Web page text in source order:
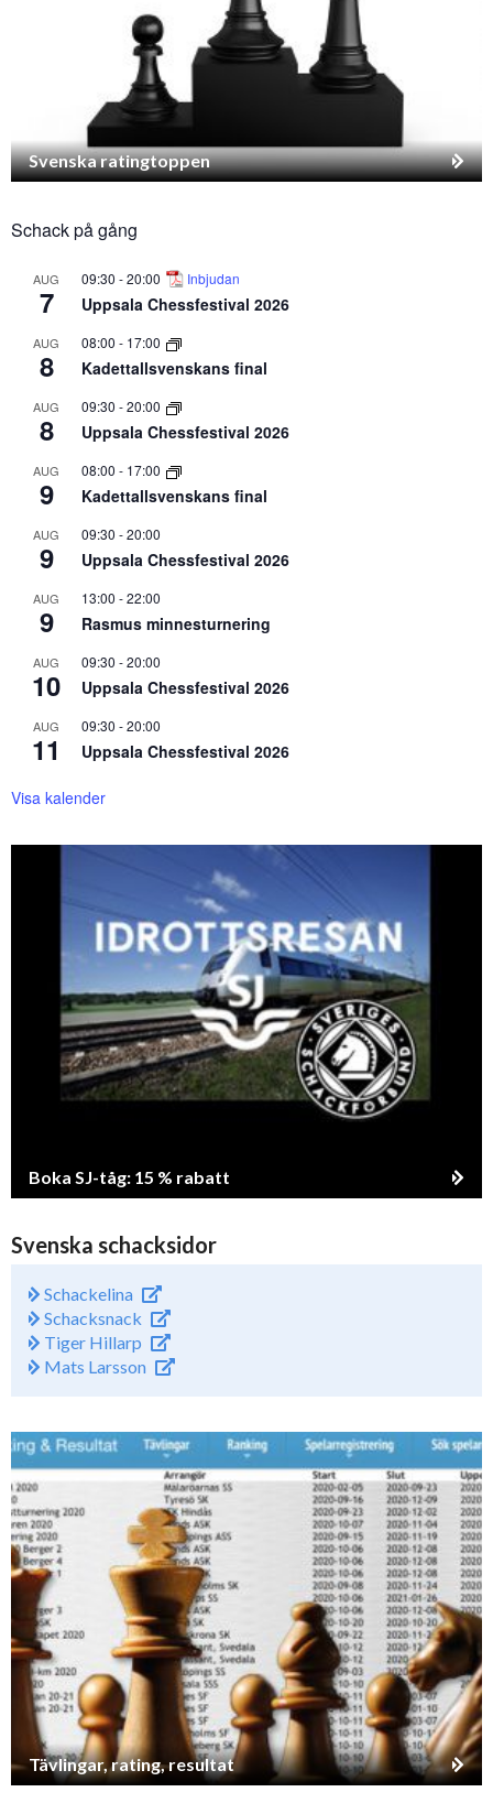
Svenska ratingtoppen
Schack på gång
AUG
7
09:30 -20:00 Inbjudan
Uppsala Chessfestival 2026
AUG
8
08:00 - 17:00
Kadettallsvenskans final
AUG
8
09:30 -20:00
Uppsala Chessfestival 2026
AUG
9
08:00 - 17:00
Kadettallsvenskans final
AUG
9
09:30 -20:00
Uppsala Chessfestival 2026
AUG
9
13:00 -22:00
Rasmus minnesturnering
AUG
10
09:30 -20:00
Uppsala Chessfestival 2026
AUG
11
09:30 -20:00
Uppsala Chessfestival 2026
Visa kalender
Boka SJ-tåg: 15 % rabatt
Svenska schacksidor
Schackelina
Schacksnack
Tiger Hillarp
Mats Larsson
Tävlingar, rating, resultat